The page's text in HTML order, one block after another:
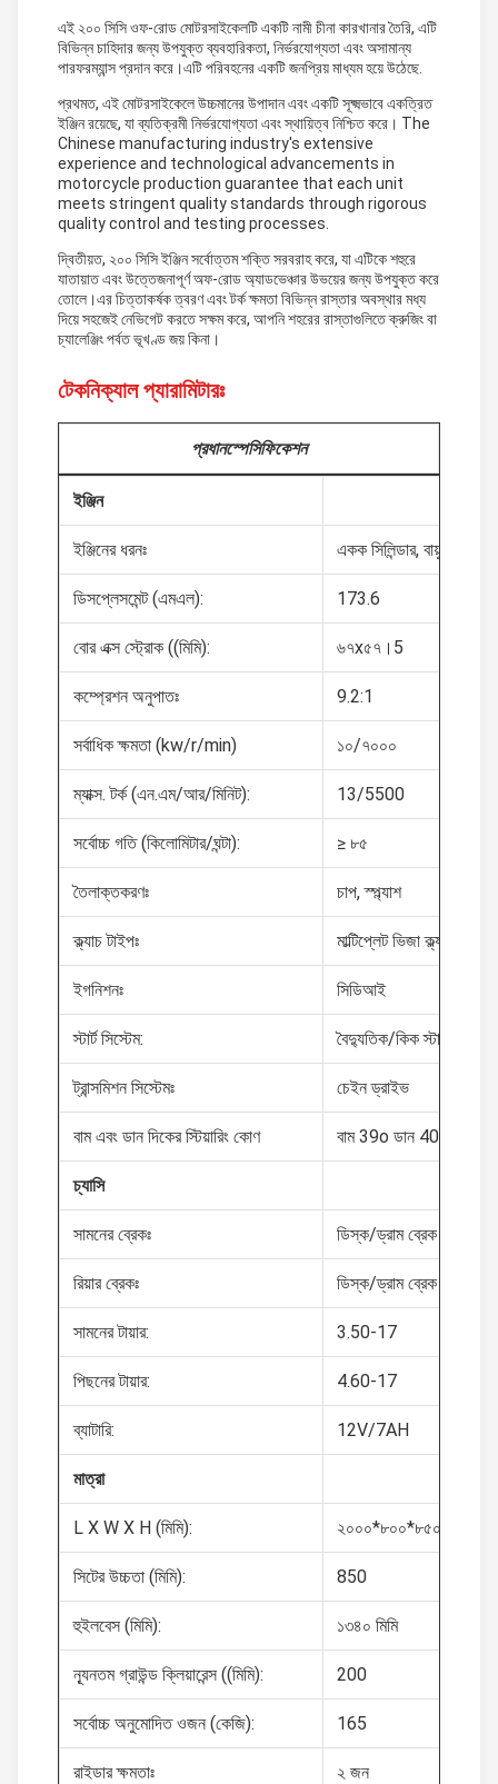
এই ২০০ সিসি ওফ-রোড মোটরসাইকেলটি একটি নামী চীনা কারখানার তৈরি, এটি
বিভিন্ন চাহিদার জন্য উপযুক্ত ব্যবহারিকতা, নির্ভরযোগ্যতা এবং অসামান্য
পারফরম্যান্স প্রদান করে।এটি পরিবহনের একটি জনপ্রিয় মাধ্যম হয়ে উঠেছে.
প্রথমত, এই মোটরসাইকেলে উচ্চমানের উপাদান এবং একটি সূক্ষ্মভাবে একত্রিত
ইঞ্জিন রয়েছে, যা ব্যতিক্রমী নির্ভরযোগ্যতা এবং স্থায়িত্ব নিশ্চিত করে। The
Chinese manufacturing industry's extensive
experience and technological advancements in
motorcycle production guarantee that each unit
meets stringent quality standards through rigorous
quality control and testing processes.
দ্বিতীয়ত, ২০০ সিসি ইঞ্জিন সর্বোত্তম শক্তি সরবরাহ করে, যা এটিকে শহুরে
যাতায়াত এবং উত্তেজনাপূর্ণ অফ-রোড অ্যাডভেঞ্চার উভয়ের জন্য উপযুক্ত করে
তোলে।এর চিত্তাকর্ষক ত্বরণ এবং টর্ক ক্ষমতা বিভিন্ন রাস্তার অবস্থার মধ্য
দিয়ে সহজেই নেভিগেট করতে সক্ষম করে, আপনি শহরের রাস্তাগুলিতে ক্রুজিং বা
চ্যালেঞ্জিং পর্বত ভূখণ্ড জয় কিনা।
টেকনিক্যাল প্যারামিটারঃ
প্রধানস্পেসিফিকেশন
ইঞ্জিন
ইঞ্জিনের ধরনঃ একক সিলিন্ডার, বায়ু-শীতল,
ডিসপ্লেসমেন্ট (এমএল): 173.6
বোর এক্স স্ট্রোক ((মিমি): ৬৭x৫৭।5
কম্প্রেশন অনুপাতঃ 9.2:1
সর্বাধিক ক্ষমতা (kw/r/min) ১০/৭০০০
ম্যাক্স. টর্ক (এন.এম/আর/মিনিট): 13/5500
সর্বোচ্চ গতি (কিলোমিটার/ঘন্টা): ≥ ৮৫
তৈলাক্তকরণঃ চাপ, স্প্ল্যাশ
ক্ল্যাচ টাইপঃ মাল্টিপ্লেট ভিজা ক্ল্যাচ,
ইগনিশনঃ সিডিআই
স্টার্ট সিস্টেম: বৈদ্যুতিক/কিক স্টার্ট
ট্রান্সমিশন সিস্টেমঃ চেইন ড্রাইভ
বাম এবং ডান দিকের স্টিয়ারিং কোণ বাম 39o ডান 40o
চ্যাসি
সামনের ব্রেকঃ ডিস্ক/ড্রাম ব্রেক
রিয়ার ব্রেকঃ ডিস্ক/ড্রাম ব্রেক
সামনের টায়ার: 3.50-17
পিছনের টায়ার: 4.60-17
ব্যাটারি: 12V/7AH
মাত্রা
L X W X H (মিমি): ২০০০*৮০০*৮৫০
সিটের উচ্চতা (মিমি): 850
হুইলবেস (মিমি): ১৩৪০ মিমি
ন্যূনতম গ্রাউন্ড ক্লিয়ারেন্স ((মিমি): 200
সর্বোচ্চ অনুমোদিত ওজন (কেজি): 165
রাইডার ক্ষমতাঃ ২ জন